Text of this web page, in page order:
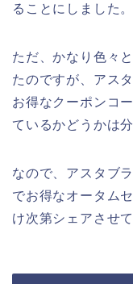
ることにしました。
ただ、かなり色々
たのですが、アス
お得なクーポンコ
ているかどうかは
なので、アスタブ
でお得なオータム
け次第シェアさせ